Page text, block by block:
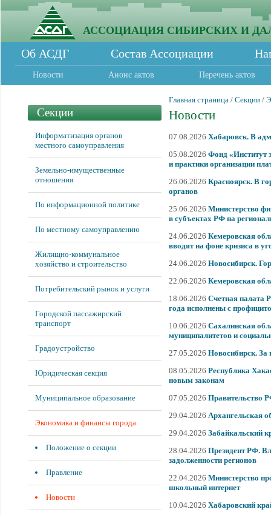
АССОЦИАЦИЯ СИБИРСКИХ И
Об АСДГ Состав Ассоциации
Новости Анонс актов Перечень актов
Секции
Информатизация органов
местного самоуправления
Земельно-имущественные
отношения
По информационной политике
По местному самоуправлению
Жилищно-коммунальное
хозяйство и строительство
Потребительский рынок и услуги
Городской пассажирский
транспорт
Градоустройство
Юридическая секция
Муниципальное образование
Экономика и финансы города
Положение о секции
Правление
Новости
Главная страница / Секции /
Новости
07.08.2026 Хабаровск. В
05.08.2026 Фонд «Институт
и практики организации
26.06.2026 Красноярск. В
органов
25.06.2026 Министерство
в субъектах РФ на
24.06.2026 Кемеровская
вводят на фоне кризиса в
24.06.2026 Новосибирск.
22.06.2026 Кемеровская
18.06.2026 Счетная палата
года исполнены с
10.06.2026 Сахалинская
муниципалитетов и
27.05.2026 Новосибирск. За
08.05.2026 Республика
новым законам
07.05.2026 Правительство
29.04.2026 Архангельская
29.04.2026 Забайкальский
28.04.2026 Президент РФ.
задолженности регионов
22.04.2026 Министерство
школьный интернет
10.04.2026 Хабаровский